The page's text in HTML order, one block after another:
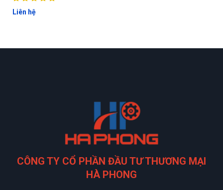
Liên hệ
CÔNG TY CỔ PHẦN ĐẦU TƯ THƯƠNG MẠI
HÀ PHONG
LỊCH